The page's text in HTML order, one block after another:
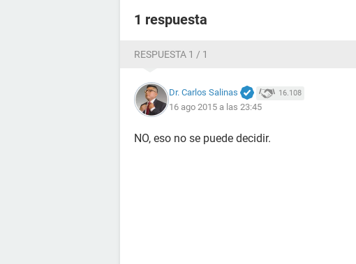
1 respuesta
RESPUESTA 1 / 1
Dr. Carlos Salinas 16.108
16 ago 2015 a las 23:45
NO, eso no se puede decidir.